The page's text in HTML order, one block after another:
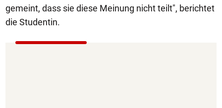
gemeint, dass sie diese Meinung nicht teilt", berichtet
die Studentin.